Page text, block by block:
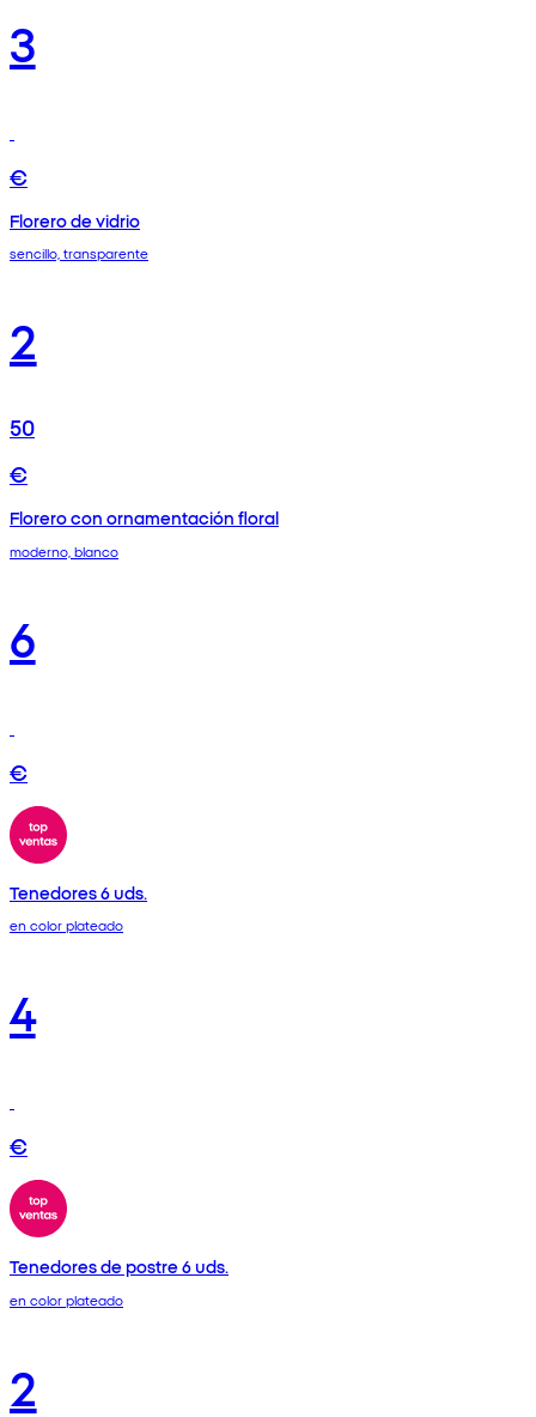
3
€
Florero de vidrio
sencillo, transparente
2
50
€
Florero con ornamentación floral
moderno, blanco
6
€
Tenedores 6 uds.
en color plateado
4
€
Tenedores de postre 6 uds.
en color plateado
2